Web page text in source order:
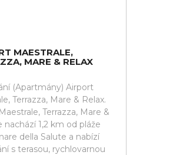
MAESTRALE,
MARE & RELAX
(Apartmány) Airport
Terrazza, Mare & Relax.
Terrazza, Mare &
nachází 1,2 km od pláže
della Salute a nabízí
s terasou, rychlovarnou